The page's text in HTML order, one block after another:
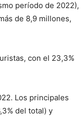
período de 2022),
de 8,9 millones,
con el 23,3%
Los principales
del total) y